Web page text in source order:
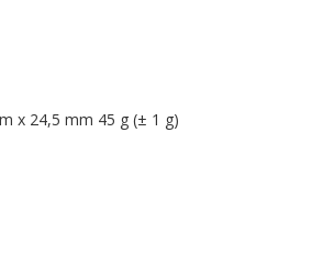
x 24,5 mm 45 g (± 1 g)